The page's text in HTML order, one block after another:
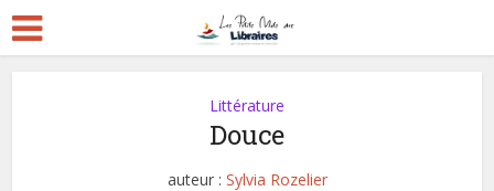
Littérature
Douce
auteur : Sylvia Rozelier